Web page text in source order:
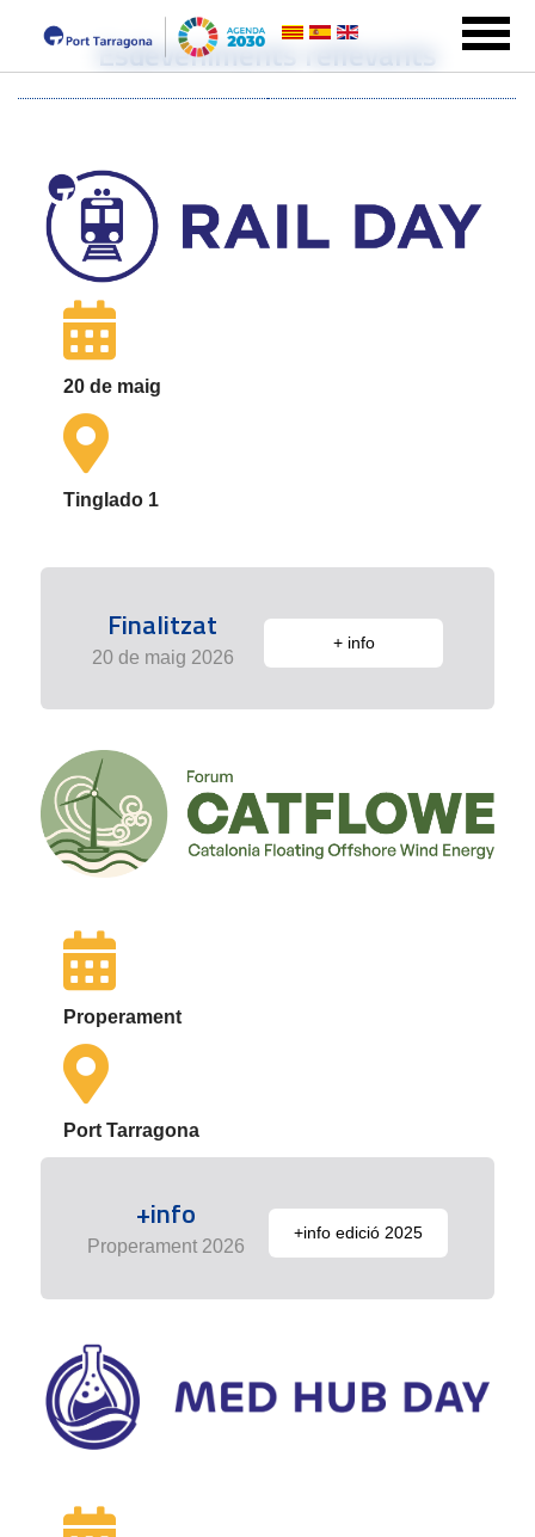
Esdeveniments rellevants
20 de maig
Tinglado 1
Finalitzat
20 de maig 2026
+ info
Properament
Port Tarragona
+info
Properament 2026
+info edició 2025